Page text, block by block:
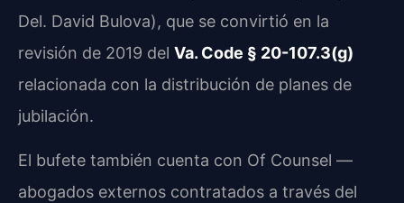
Del. David Bulova), que se convirtió en la
revisión de 2019 del Va. Code § 20-107.3(g)
relacionada con la distribución de planes de
jubilación.
El bufete también cuenta con Of Counsel —
abogados externos contratados a través del